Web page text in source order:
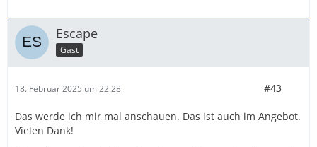
Escape
Gast
18. Februar 2025 um 22:28 #43
Das werde ich mir mal anschauen. Das ist auch im Angebot.
Vielen Dank!